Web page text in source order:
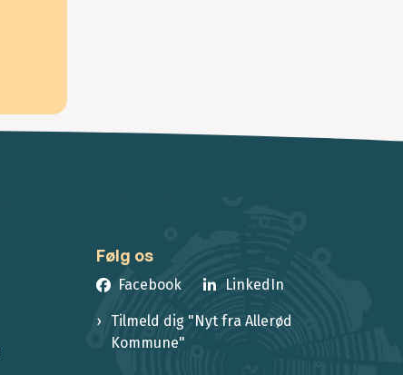
Følg os
Facebook LinkedIn
Tilmeld dig "Nyt fra Allerød
Kommune"